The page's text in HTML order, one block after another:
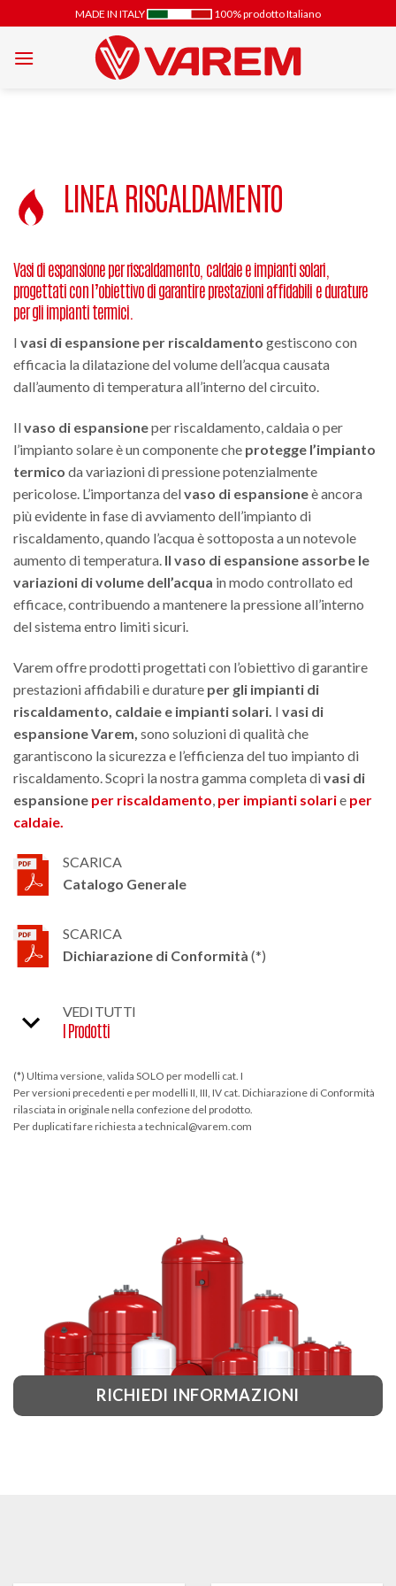
ai
contenuti
MADE IN ITALY 100% prodotto Italiano
LINEA RISCALDAMENTO
Vasi di espansione per riscaldamento, caldaie e impianti solari,
progettati con l’obiettivo di garantire prestazioni affidabili e durature
per gli impianti termici.
I vasi di espansione per riscaldamento gestiscono con
efficacia la dilatazione del volume dell’acqua causata
dall’aumento di temperatura all’interno del circuito.
Ilvaso di espansioneper riscaldamento, caldaia o per
l’impianto solare è un componente che protegge l’impianto
termico da variazioni di pressione potenzialmente
pericolose. L’importanza delvaso di espansioneè ancora
più evidente in fase di avviamento dell’impianto di
riscaldamento, quando l’acqua è sottoposta a un notevole
aumento di temperatura. Il vaso di espansione assorbe le
variazioni di volume dell’acqua in modo controllato ed
efficace, contribuendo a mantenere la pressione all’interno
del sistema entro limiti sicuri.
Varem offre prodotti progettati con l’obiettivo di garantire
prestazioni affidabili e durature per gli impianti di
riscaldamento, caldaie e impianti solari. I vasi di
espansione Varem, sono soluzioni di qualità che
garantiscono la sicurezza e l’efficienza del tuo impianto di
riscaldamento. Scopri la nostra gamma completa divasi di
espansione per riscaldamento per impianti solarie per
caldaie.
SCARICA
Catalogo Generale
SCARICA
Dichiarazione di Conformità (*)
VEDI TUTTI
I Prodotti
(*) Ultima versione, valida SOLO per modelli cat. I
Per versioni precedenti e per modelli II, III, IV cat. Dichiarazione di Conformità
rilasciata in originale nella confezione del prodotto.
Per duplicati fare richiesta a technical@varem.com
RICHIEDI INFORMAZIONI